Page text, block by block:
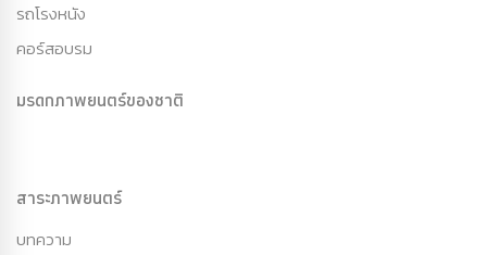
รถโรงหนัง
คอร์สอบรม
มรดกภาพยนตร์ของชาติ
สาระภาพยนตร์
บทความ